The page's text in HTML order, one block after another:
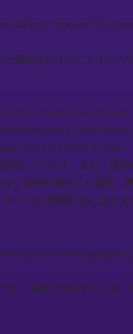
suddenly imposed? We
場合はどうでしょうか？
at our regional
shipments. If restrictions
lead time under 4 weeks.
持しています。また、国
。規制が発生した場合、
イムを4週間以内に保ちま
do you monitor
す。迅速に対応するため